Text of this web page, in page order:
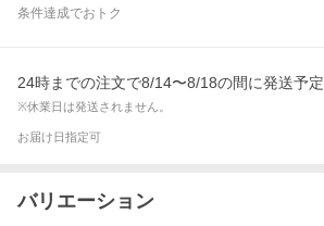
条件達成でおトク
24時までの注文で8/14〜8/18の間に発送予定
※休業日は発送されません。
お届け日指定可
バリエーション